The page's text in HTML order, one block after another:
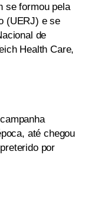
se formou pela
(UERJ) e se
de
Health Care,
até chegou
por